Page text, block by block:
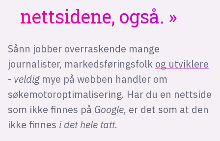
nettsidene, også.
Sånn jobber overraskende mange
journalister, markedsføringsfolk og utviklere
- veldig mye på webben handler om
søkemotoroptimalisering. Har du en nettside
som ikke finnes på Google, er det som at den
ikke finnes i det hele tatt.